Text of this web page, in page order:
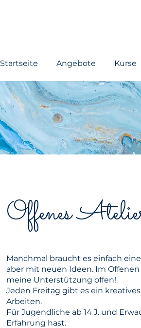
Startseite Angebote Kurse
Offenes
Manchmal braucht es einfach
aber mit neuen Ideen. Im
meine Unterstützung offen!
Jeden Freitag gibt es ein
Arbeiten.
Für Jugendliche ab 14 J. und
Erfahrung hast.